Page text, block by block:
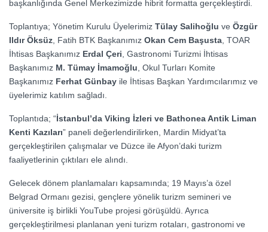
başkanlığında Genel Merkezimizde hibrit formatta gerçekleştirdi.
Toplantıya; Yönetim Kurulu Üyelerimiz Tülay Salihoğlu ve Özgür
Ildır Öksüz , Fatih BTK Başkanımız Okan Cem Başusta , TOAR
İhtisas Başkanımız Erdal Çeri , Gastronomi Turizmi İhtisas
Başkanımız M. Tümay İmamoğlu , Okul Turları Komite
Başkanımız Ferhat Günbay ile İhtisas Başkan Yardımcılarımız ve
üyelerimiz katılım sağladı.
Toplantıda; “İstanbul’da Viking İzleri ve Bathonea Antik Liman
Kenti Kazıları” paneli değerlendirilirken, Mardin Midyat’ta
gerçekleştirilen çalışmalar ve Düzce ile Afyon’daki turizm
faaliyetlerinin çıktıları ele alındı.
Gelecek dönem planlamaları kapsamında; 19 Mayıs’a özel
Belgrad Ormanı gezisi, gençlere yönelik turizm semineri ve
üniversite iş birlikli YouTube projesi görüşüldü. Ayrıca
gerçekleştirilmesi planlanan yeni turizm rotaları, gastronomi ve